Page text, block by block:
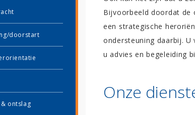
doorstart
ontslag
Bijvoorbeeld doordat de
een strategische
ondersteuning daarbij.
u advies en begeleiding
Onze